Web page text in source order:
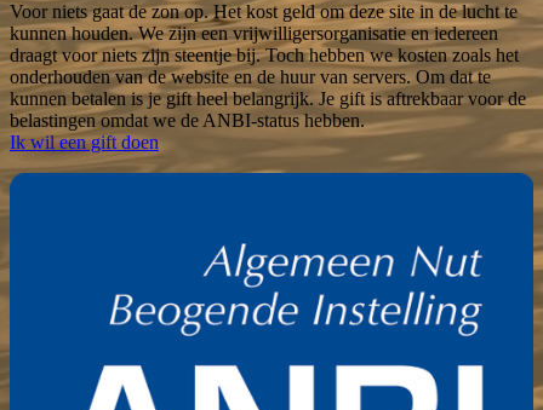
Voor niets gaat de zon op. Het kost geld om deze site in de lucht te
kunnen houden. We zijn een vrijwilligersorganisatie en iedereen
draagt voor niets zijn steentje bij. Toch hebben we kosten zoals het
onderhouden van de website en de huur van servers. Om dat te
kunnen betalen is je gift heel belangrijk. Je gift is aftrekbaar voor de
belastingen omdat we de ANBI-status hebben.
Ik wil een gift doen